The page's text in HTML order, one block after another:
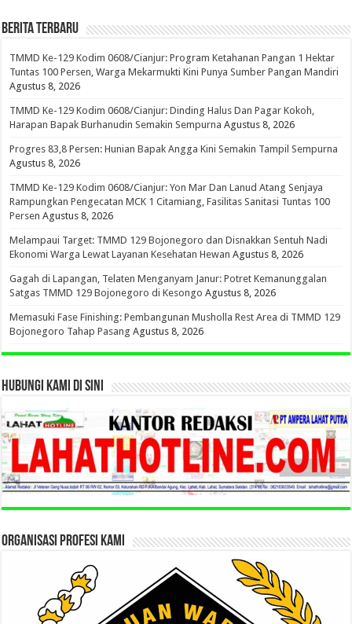
BERITA TERBARU
TMMD Ke-129 Kodim 0608/Cianjur: Program Ketahanan Pangan 1 Hektar
Tuntas 100 Persen, Warga Mekarmukti Kini Punya Sumber Pangan Mandiri
Agustus 8, 2026
TMMD Ke-129 Kodim 0608/Cianjur: Dinding Halus Dan Pagar Kokoh,
Harapan Bapak Burhanudin Semakin Sempurna Agustus 8, 2026
Progres 83,8 Persen: Hunian Bapak Angga Kini Semakin Tampil Sempurna
Agustus 8, 2026
TMMD Ke-129 Kodim 0608/Cianjur: Yon Mar Dan Lanud Atang Senjaya
Rampungkan Pengecatan MCK 1 Citamiang, Fasilitas Sanitasi Tuntas 100
Persen Agustus 8, 2026
Melampaui Target: TMMD 129 Bojonegoro dan Disnakkan Sentuh Nadi
Ekonomi Warga Lewat Layanan Kesehatan Hewan Agustus 8, 2026
Gagah di Lapangan, Telaten Menganyam Janur: Potret Kemanunggalan
Satgas TMMD 129 Bojonegoro di Kesongo Agustus 8, 2026
Memasuki Fase Finishing: Pembangunan Musholla Rest Area di TMMD 129
Bojonegoro Tahap Pasang Agustus 8, 2026
HUBUNGI KAMI DI SINI
ORGANISASI PROFESI KAMI